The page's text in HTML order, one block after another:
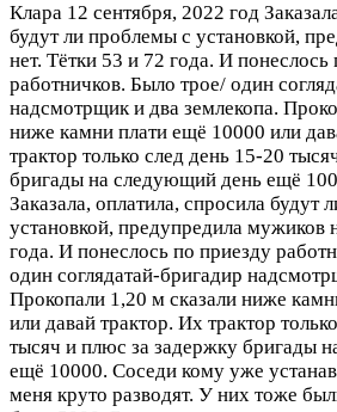
Клара 12 сентября, 2022 год
будут ли проблемы с установкой,
нет. Тётки 53 и 72 года. И понеслось
работничков. Было трое/ один
надсмотрщик и два землекопа.
ниже камни плати ещё 10000 или
трактор только след день 15-20
бригады на следующий день ещё
Заказала, оплатила, спросила будут
установкой, предупредила мужиков
года. И понеслось по приезду
один соглядатай-бригадир
Прокопали 1,20 м сказали ниже
или давай трактор. Их трактор
тысяч и плюс за задержку бригады
ещё 10000. Соседи кому уже
меня круто разводят. У них тоже